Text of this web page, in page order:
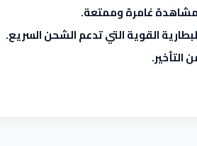
القوية التي تدعم الشحن السريع.